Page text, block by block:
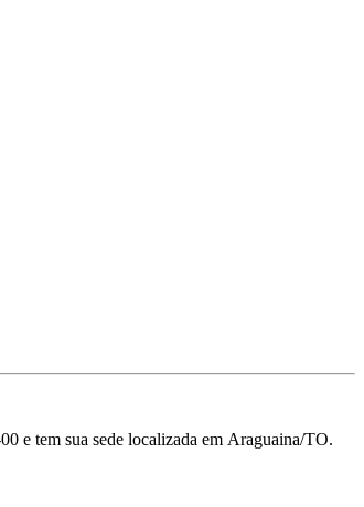
tem sua sede localizada em Araguaina/TO.